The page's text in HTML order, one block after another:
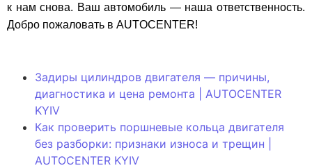
к нам снова. Ваш автомобиль — наша ответственность.
Добро пожаловать в AUTOCENTER!
Задиры цилиндров двигателя — причины,
диагностика и цена ремонта | AUTOCENTER
KYIV
Как проверить поршневые кольца двигателя
без разборки: признаки износа и трещин |
AUTOCENTER KYIV